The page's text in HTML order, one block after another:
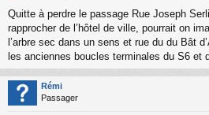
e
s
s
g
n
o
Quitte à perdre le passage Rue Joseph
rapprocher de l’hôtel de ville, pourrait on
l’arbre sec dans un sens et rue du du Bât
les anciennes boucles terminales du S6 et
Rémi
Passager